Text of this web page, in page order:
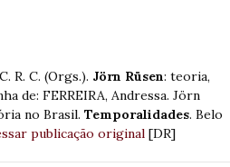
R. C. (Orgs.). Jörn Rüsen: teoria,
de: FERREIRA, Andressa. Jörn
no Brasil. Temporalidades. Belo
publicação original [DR]